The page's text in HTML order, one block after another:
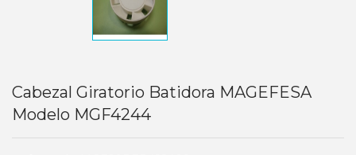
Cabezal Giratorio Batidora MAGEFESA
Modelo MGF4244